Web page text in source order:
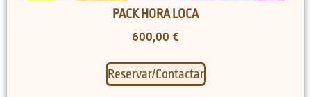
PACK HORA LOCA
600,00 €
Reservar/Contactar